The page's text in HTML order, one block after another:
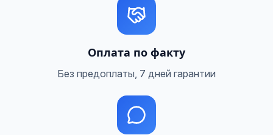
Оплата по факту
Без предоплаты, 7 дней гарантии